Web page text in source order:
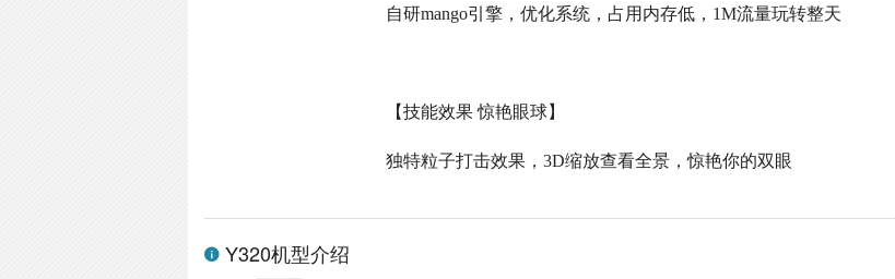
自研mango引擎，优化系统，占用内存低， 1M流量玩转整天
【技能效果 惊艳眼球】
独特粒子打击效果，3D缩放查看全景，惊艳你的双眼
Y320机型介绍